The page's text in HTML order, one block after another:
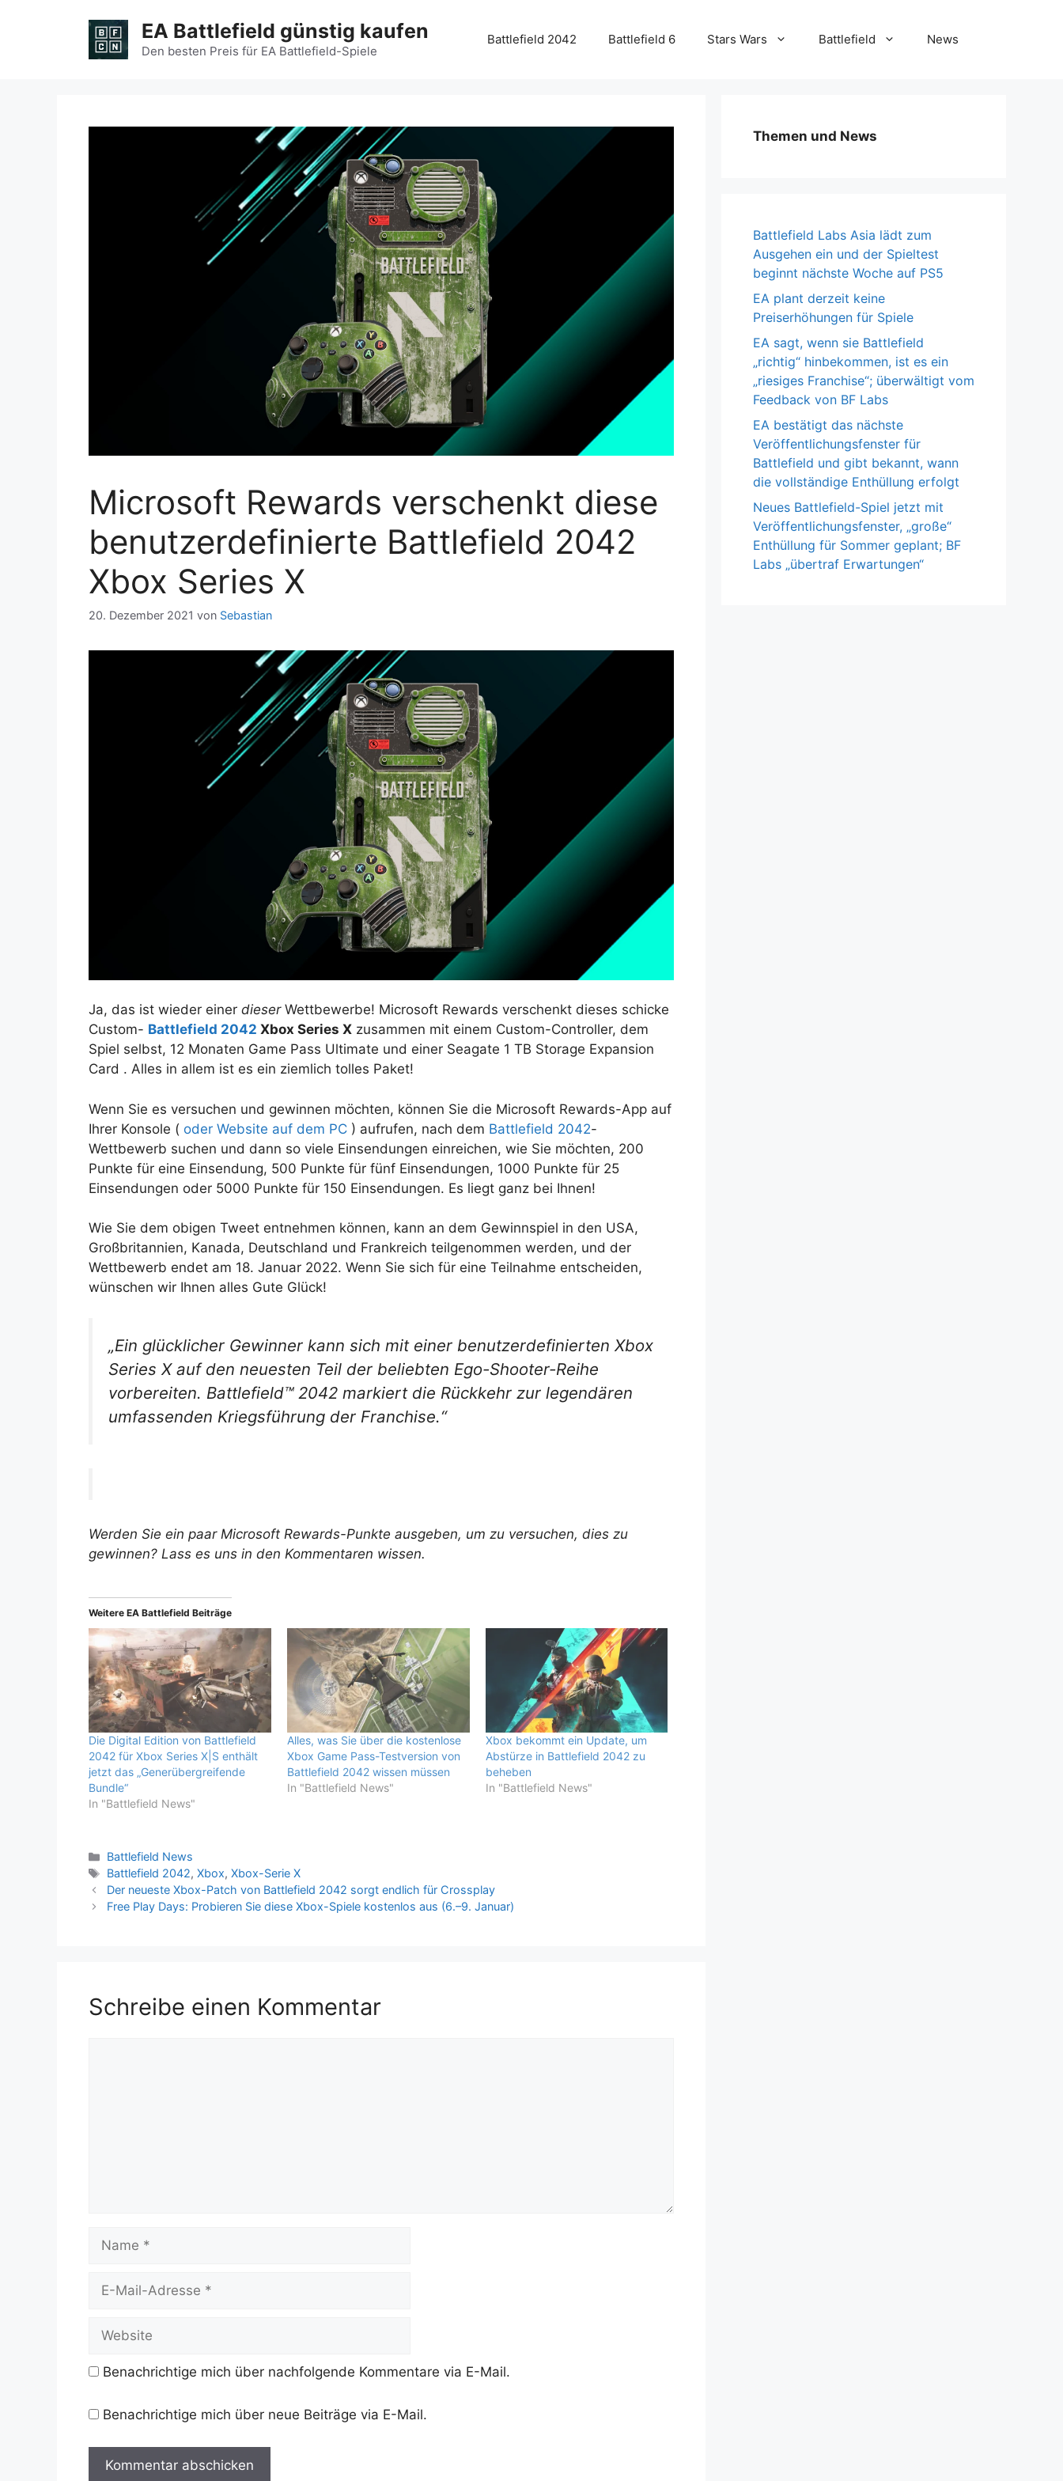
EA Battlefield günstig kaufen
Den besten Preis für EA Battlefield-Spiele
Battlefield 2042 Battlefield 6 Stars Wars Battlefield News
Microsoft Rewards verschenkt diese
benutzerdefinierte Battlefield 2042
Xbox Series X
20. Dezember 2021 von Sebastian
Ja, das ist wieder einer dieserWettbewerbe! Microsoft Rewards verschenkt dieses schicke
Custom- Battlefield 2042 Xbox Series X zusammen mit einem Custom-Controller, dem
Spiel selbst, 12 Monaten Game Pass Ultimate und einer Seagate 1 TB Storage Expansion
Card . Alles in allem ist es ein ziemlich tolles Paket!
Wenn Sie es versuchen und gewinnen möchten, können Sie die Microsoft Rewards-App auf
Ihrer Konsole ( oder Website auf dem PC ) aufrufen, nach dem Battlefield 2042-
Wettbewerb suchen und dann so viele Einsendungen einreichen, wie Sie möchten, 200
Punkte für eine Einsendung, 500 Punkte für fünf Einsendungen, 1000 Punkte für 25
Einsendungen oder 5000 Punkte für 150 Einsendungen. Es liegt ganz bei Ihnen!
Wie Sie dem obigen Tweet entnehmen können, kann an dem Gewinnspiel in den USA,
Großbritannien, Kanada, Deutschland und Frankreich teilgenommen werden, und der
Wettbewerb endet am 18. Januar 2022. Wenn Sie sich für eine Teilnahme entscheiden,
wünschen wir Ihnen alles Gute Glück!
„Ein glücklicher Gewinner kann sich mit einer benutzerdefinierten Xbox
Series X auf den neuesten Teil der beliebten Ego-Shooter-Reihe
vorbereiten. Battlefield™ 2042 markiert die Rückkehr zur legendären
umfassenden Kriegsführung der Franchise.“
Werden Sie ein paar Microsoft Rewards-Punkte ausgeben, um zu versuchen, dies zu
gewinnen? Lass es uns in den Kommentaren wissen.
Weitere EA Battlefield Beiträge
Die Digital Edition von Battlefield
2042 für Xbox Series X|S enthält
jetzt das „Generübergreifende
Bundle“
In "Battlefield News"
Alles, was Sie über die kostenlose
Xbox Game Pass-Testversion von
Battlefield 2042 wissen müssen
In "Battlefield News"
Xbox bekommt ein Update, um
Abstürze in Battlefield 2042 zu
beheben
In "Battlefield News"
Kategorien
Battlefield News
Schlagwörter
Battlefield 2042,Xbox,Xbox-Serie X
Der neueste Xbox-Patch von Battlefield 2042 sorgt endlich für Crossplay
Free Play Days: Probieren Sie diese Xbox-Spiele kostenlos aus (6.–9. Januar)
Schreibe einen Kommentar
Name
Website
Benachrichtige mich über nachfolgende Kommentare via E-Mail.
Benachrichtige mich über neue Beiträge via E-Mail.
Themen und News
Battlefield Labs Asia lädt zum
Ausgehen ein und der Spieltest
beginnt nächste Woche auf PS5
EA plant derzeit keine
Preiserhöhungen für Spiele
EA sagt, wenn sie Battlefield
„richtig“ hinbekommen, ist es ein
„riesiges Franchise“; überwältigt vom
Feedback von BF Labs
EA bestätigt das nächste
Veröffentlichungsfenster für
Battlefield und gibt bekannt, wann
die vollständige Enthüllung erfolgt
Neues Battlefield-Spiel jetzt mit
Veröffentlichungsfenster, „große“
Enthüllung für Sommer geplant; BF
Labs „übertraf Erwartungen“